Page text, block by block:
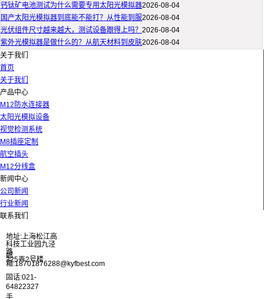
钙钛矿电池测试为什么需要专用太阳光模拟器2026-08-04
国产太阳光模拟器到底能不能打？从性能到服2026-08-04
光伏组件尺寸越来越大，测试设备跟得上吗？ 2026-08-04
紫外光模拟器是做什么的？从航天材料到皮肤2026-08-04
关于我们
首页
关于我们
产品中心
M12防水连接器
太阳光模拟设备
视觉检测系统
M8插座定制
航空插头
M12分线盒
新闻中心
公司新闻
行业新闻
联系我们
地址:上海松江高
科技工业园九泾
路
325弄2号楼
邮
箱:18701876288@kyfbest.com
固话:021-
64822327
手